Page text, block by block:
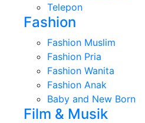
Telepon
Fashion
Fashion Muslim
Fashion Pria
Fashion Wanita
Fashion Anak
Baby and New Born
Film & Musik